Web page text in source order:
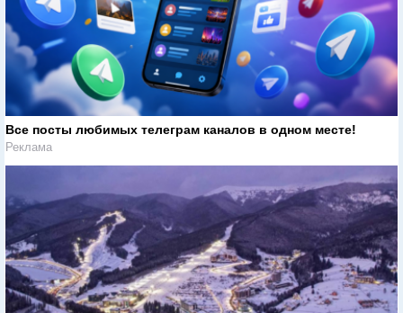
Все посты любимых телеграм каналов в одном месте!
Реклама